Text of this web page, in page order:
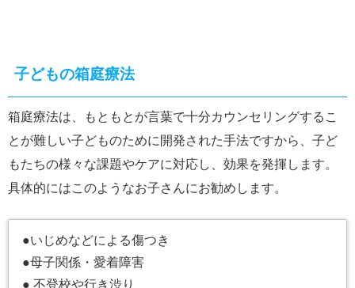
子どもの箱庭療法
箱庭療法は、もともとが言葉で十分カウンセリングするこ
とが難しい子どものために開発された手法ですから、子ど
もたちの様々な課題やケアに対応し、効果を発揮します。
具体的にはこのようなお子さんにお勧めします。
●いじめなどによる傷つき
●母子関係・愛着障害
● 不登校や行き渋り